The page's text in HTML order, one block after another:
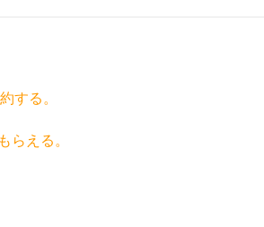
する。
らえる。